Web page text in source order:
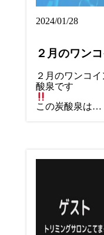
2024/01/28
２月のワン
２月のワンコ
酸泉です
この炭酸泉は…